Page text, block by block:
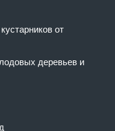
от
деревьев и